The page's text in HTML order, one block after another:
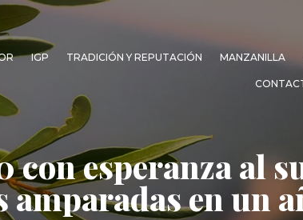
IGP TRADICIÓN Y REPUTACIÓN MANZANILLA
esperanza al
en un